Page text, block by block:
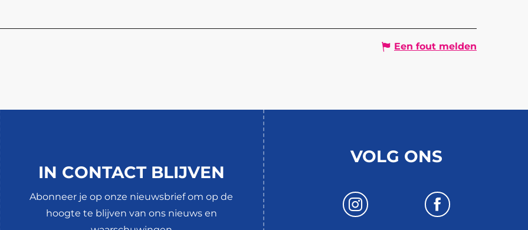
Een fout melden
IN CONTACT BLIJVEN
Abonneer je op onze nieuwsbrief om op de
hoogte te blijven van ons nieuws en
VOLG ONS